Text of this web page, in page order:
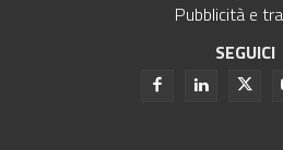
Pubblicità e
SEGUICI